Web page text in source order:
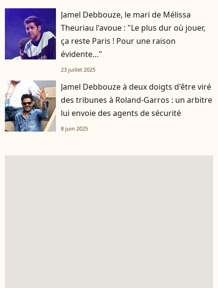
Jamel Debbouze, le mari de Mélissa
Theuriau l'avoue : "Le plus dur où jouer,
ça reste Paris ! Pour une raison
évidente…"
23 juillet 2025
Jamel Debbouze à deux doigts d'être viré
des tribunes à Roland-Garros : un arbitre
lui envoie des agents de sécurité
8 juin 2025